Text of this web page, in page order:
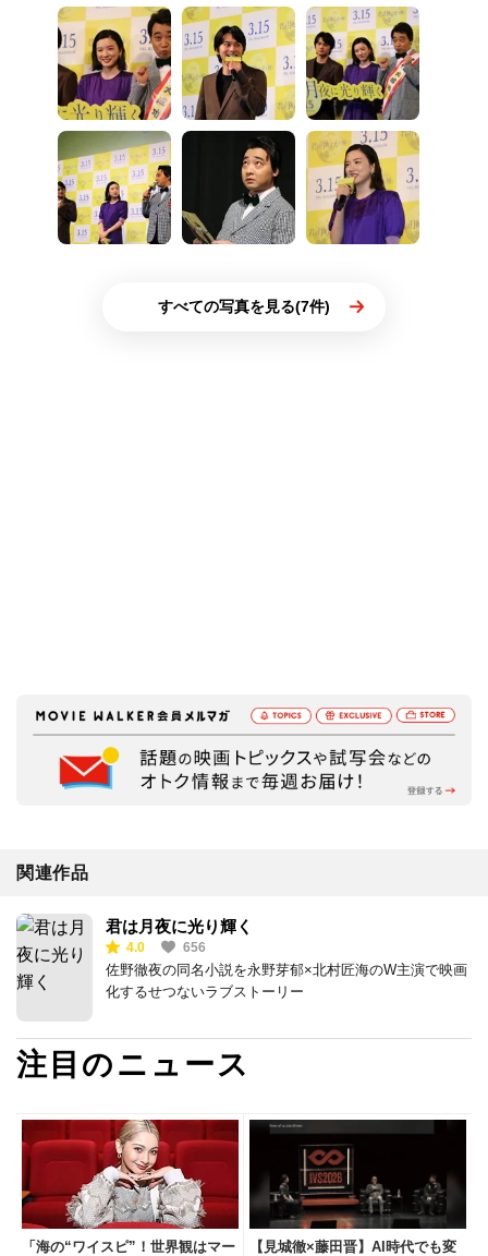
すべての写真を見る(7件)
関連作品
君は月夜に光り輝く
4.0 656
佐野徹夜の同名小説を永野芽郁×北村匠海のW主演で映画
化するせつないラブストーリー
注目のニュース
「海の“ワイスピ”！世界観はマー
【見城徹×藤田晋】AI時代でも変